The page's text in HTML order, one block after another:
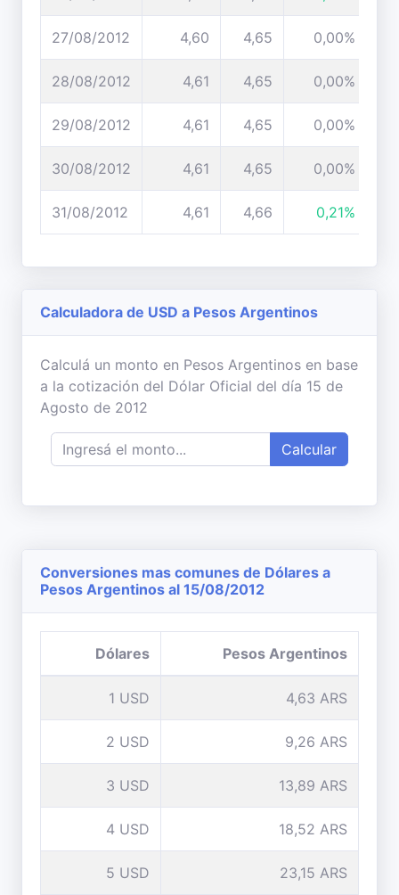
27/08/2012 4,60 4,65 0,00%
28/08/2012 4,61 4,65 0,00%
29/08/2012 4,61 4,65 0,00%
30/08/2012 4,61 4,65 0,00%
31/08/2012 4,61 4,66 0,21%
Calculadora de USD a Pesos Argentinos
Calculá un monto en Pesos Argentinos en base
a la cotización del Dólar Oficial del día 15 de
Agosto de 2012
Calcular
Conversiones mas comunes de Dólares a
Pesos Argentinos al 15/08/2012
Dólares Pesos Argentinos
1 USD 4,63 ARS
2 USD 9,26 ARS
3 USD 13,89 ARS
4 USD 18,52 ARS
5 USD 23,15 ARS